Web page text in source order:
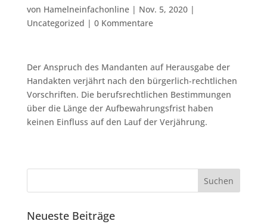
von Hamelneinfachonline| Nov. 5, 2020|
Uncategorized | 0 Kommentare
Der Anspruch des Mandanten auf Herausgabe der
Handakten verjährt nach den bürgerlich-rechtlichen
Vorschriften. Die berufsrechtlichen Bestimmungen
über die Länge der Aufbewahrungsfrist haben
keinen Einfluss auf den Lauf der Verjährung.
Neueste Beiträge